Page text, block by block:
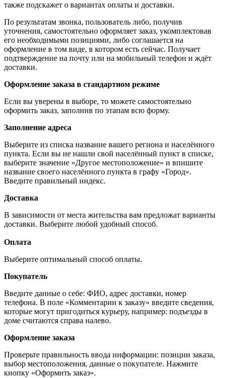
также подскажет о вариантах оплаты и доставки.
По результатам звонка, пользователь либо, получив
уточнения, самостоятельно оформляет заказ, укомплектовав
его необходимыми позициями, либо соглашается на
оформление в том виде, в котором есть сейчас. Получает
подтверждение на почту или на мобильный телефон и ждёт
доставки.
Оформление заказа в стандартном режиме
Если вы уверены в выборе, то можете самостоятельно
оформить заказ, заполнив по этапам всю форму.
Заполнение адреса
Выберите из списка название вашего региона и населённого
пункта. Если вы не нашли свой населённый пункт в списке,
выберите значение «Другое местоположение» и впишите
название своего населённого пункта в графу «Город».
Введите правильный индекс.
Доставка
В зависимости от места жительства вам предложат варианты
доставки. Выберите любой удобный способ.
Оплата
Выберите оптимальный способ оплаты.
Покупатель
Введите данные о себе: ФИО, адрес доставки, номер
телефона. В поле «Комментарии к заказу» введите сведения,
которые могут пригодиться курьеру, например: подъезды в
доме считаются справа налево.
Оформление заказа
Проверьте правильность ввода информации: позиции заказа,
выбор местоположения, данные о покупателе. Нажмите
кнопку «Оформить заказ».